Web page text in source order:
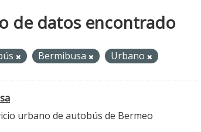
de datos encontrado
Bermibusa Urbano
urbano de autobús de Bermeo